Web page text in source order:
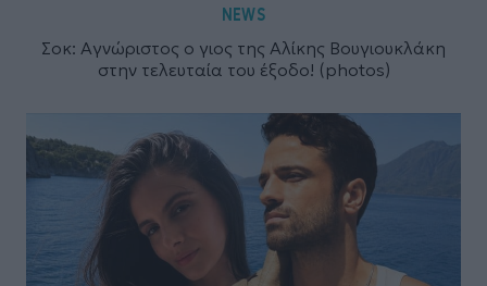
NEWS
Σοκ: Αγνώριστος ο γιος της Αλίκης Βουγιουκλάκη
στην τελευταία του έξοδο! (photos)